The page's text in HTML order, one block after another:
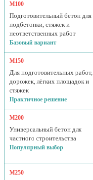
М100
Подготовительный бетон для
подбетонки, стяжек и
неответственных работ
Базовый вариант
М150
Для подготовительных работ,
дорожек, лёгких площадок и
стяжек
Практичное решение
М200
Универсальный бетон для
частного строительства
Популярный выбор
М250